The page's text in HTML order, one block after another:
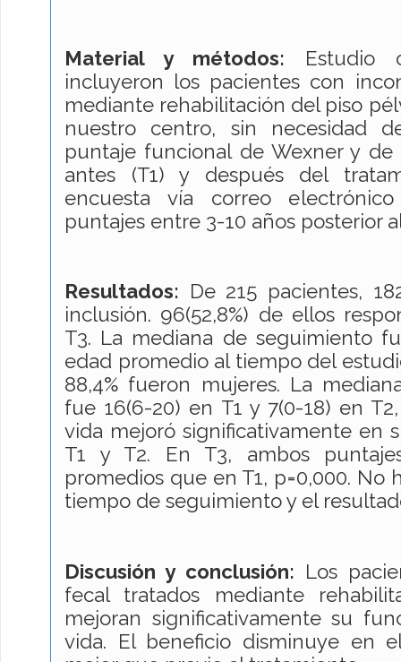
Material y métodos: Estudio
incluyeron los pacientes con
mediante rehabilitación del piso
nuestro centro, sin necesidad
puntaje funcional de Wexner y de
antes (T1) y después del
encuesta vía correo
puntajes entre 3-10 años posterior
Resultados: De 215 pacientes,
inclusión. 96(52,8%) de ellos
T3. La mediana de seguimiento
edad promedio al tiempo del
88,4% fueron mujeres. La
fue 16(6-20) en T1 y 7(0-18) en
vida mejoró significativamente en
T1 y T2. En T3, ambos
promedios que en T1, p=0,000. No
tiempo de seguimiento y el
Discusión y conclusión: Los
fecal tratados mediante
mejoran significativamente su
vida. El beneficio disminuye en